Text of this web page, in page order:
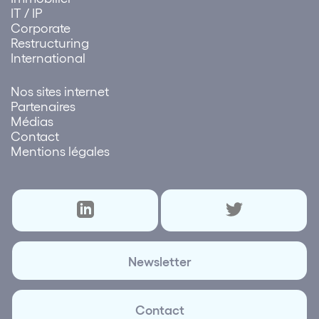
IT / IP
Corporate
Restructuring
International
Nos sites internet
Partenaires
Médias
Contact
Mentions légales
Newsletter
Contact